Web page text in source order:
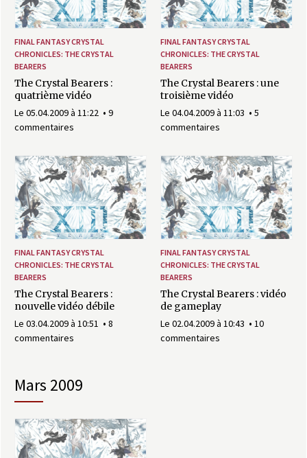
R
FINAL FANTASY CRYSTAL
CHRONICLES: THE CRYSTAL
BEARERS
The Crystal Bearers :
quatrième vidéo
Le 05.04.2009 à 11:22
9
commentaires
FINAL FANTASY CRYSTAL
CHRONICLES: THE CRYSTAL
BEARERS
The Crystal Bearers : une
troisième vidéo
Le 04.04.2009 à 11:03
5
commentaires
FINAL FANTASY CRYSTAL
CHRONICLES: THE CRYSTAL
BEARERS
The Crystal Bearers :
nouvelle vidéo débile
Le 03.04.2009 à 10:51
8
commentaires
FINAL FANTASY CRYSTAL
CHRONICLES: THE CRYSTAL
BEARERS
The Crystal Bearers : vidéo
de gameplay
Le 02.04.2009 à 10:43
10
commentaires
mars 2009